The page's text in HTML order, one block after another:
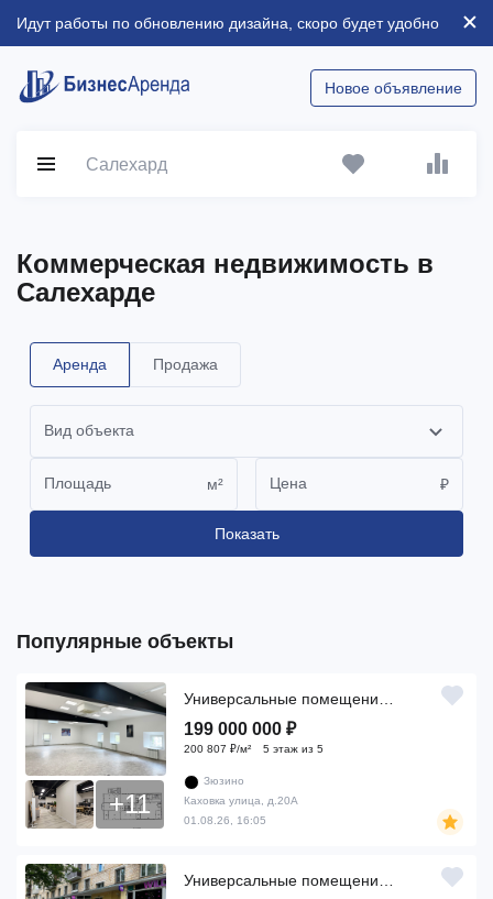
Идут работы по обновлению дизайна, скоро будет удобно
Новое объявление
Салехард
Коммерческая недвижимость в
Салехарде
Аренда Продажа
Вид объекта
Площадь Цена
Показать
Популярные объекты
+11
2
199 000 000 ₽
200 807 ₽/м² 5 этаж из 5
Зюзино
Каховка улица, д.20А
01.08.26, 16:05